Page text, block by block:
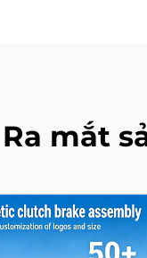
Ra mắt